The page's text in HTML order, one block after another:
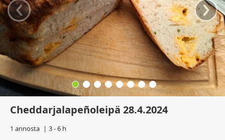
Cheddarjalapeñoleipä 28.4.2024
1 annosta 3 - 6 h